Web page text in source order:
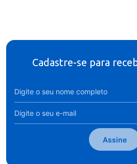
Cadastre-se para
Assine